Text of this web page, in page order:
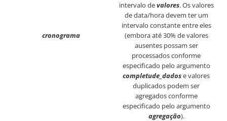
cronograma
intervalo devalores. Os valores
de data/hora devem ter um
intervalo constante entre eles
(embora até 30% de valores
ausentes possam ser
processados conforme
especificado pelo argumento
completude_dadose valores
duplicados podem ser
agregados conforme
especificado pelo argumento
agregação).